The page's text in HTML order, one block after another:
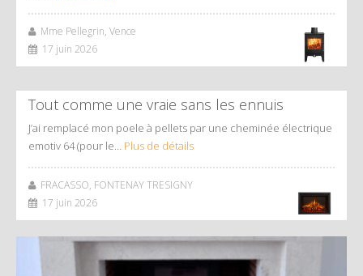
Mme Pellegrin, Vence
17 juin 2026
Tout comme une vraie sans les ennuis
J’ai remplacé mon poele à pellets par une cheminée électrique
emotiv 64 (pour le… Plus de détails
FRACASSO, FONTENAY TRESIGNY
17 juin 2026